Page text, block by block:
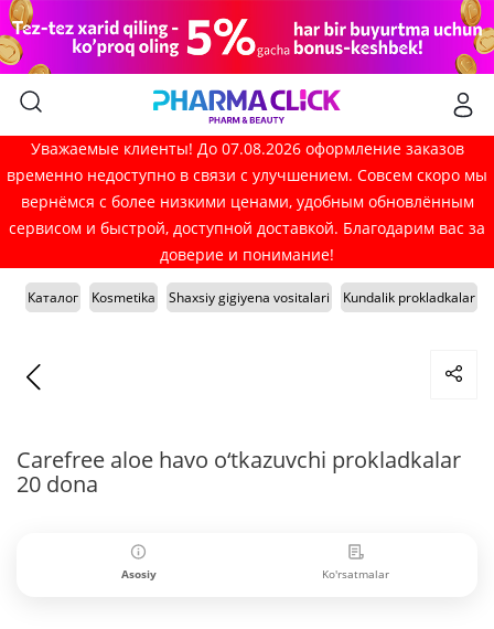
Уважаемые клиенты! До 07.08.2026 оформление заказов
временно недоступно в связи с улучшением. Совсем скоро мы
вернёмся с более низкими ценами, удобным обновлённым
сервисом и быстрой, доступной доставкой. Благодарим вас за
доверие и понимание!
Каталог Kosmetika Shaxsiy gigiyena vositalari Kundalik prokladkalar
Carefree aloe havo o‘tkazuvchi prokladkalar
20 dona
Asosiy Ko'rsatmalar